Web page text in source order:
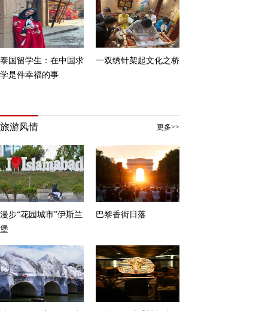
泰国留学生：在中国求
学是件幸福的事
一双绣针架起文化之桥
更多>>
旅游风情
漫步“花园城市”伊斯兰
堡
巴黎香街日落